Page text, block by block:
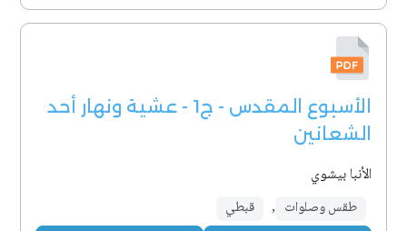
الأسبوع المقدس - ج1 - عشية ونهار أحد
الشعانين
الأنبا بيشوي
طقس وصلوات , قبطي